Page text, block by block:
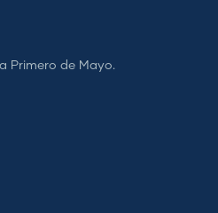
Primero de Mayo.